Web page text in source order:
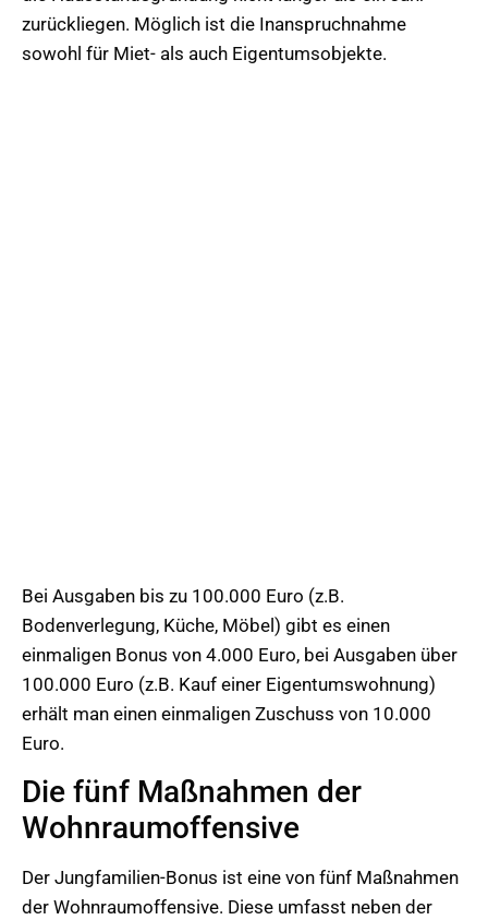
zurückliegen. Möglich ist die Inanspruchnahme
sowohl für Miet- als auch Eigentumsobjekte.
Bei Ausgaben bis zu 100.000 Euro (z.B.
Bodenverlegung, Küche, Möbel) gibt es einen
einmaligen Bonus von 4.000 Euro, bei Ausgaben über
100.000 Euro (z.B. Kauf einer Eigentumswohnung)
erhält man einen einmaligen Zuschuss von 10.000
Euro.
Die fünf Maßnahmen der
Wohnraumoffensive
Der Jungfamilien-Bonus ist eine von fünf Maßnahmen
der Wohnraumoffensive. Diese umfasst neben der